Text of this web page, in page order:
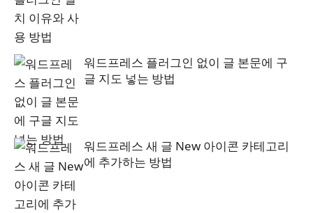
워드프레스 플러그인 없이 글 본문에 구
글 지도 넣는 방법
워드프레스 새 글 New 아이콘 카테고리
에 추가하는 방법